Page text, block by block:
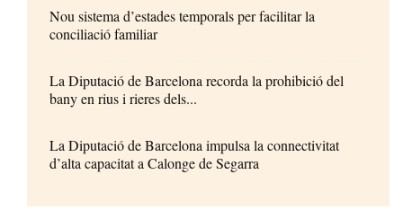
Nou sistema d’estades temporals per facilitar la
conciliació familiar
La Diputació de Barcelona recorda la prohibició del
bany en rius i rieres dels...
La Diputació de Barcelona impulsa la connectivitat
d’alta capacitat a Calonge de Segarra